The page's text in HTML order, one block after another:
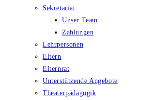
Sekretariat
Unser Team
Zahlungen
Lehrpersonen
Eltern
Elternrat
Unterstützende Angebote
Theaterpädagogik